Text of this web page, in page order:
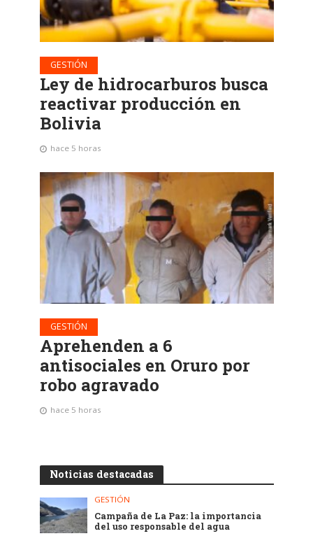
GESTIÓN
Ley de hidrocarburos busca
reactivar producción en
Bolivia
hace 5 horas
GESTIÓN
Aprehenden a 6
antisociales en Oruro por
robo agravado
hace 5 horas
Noticias destacadas
GESTIÓN
Campaña de La Paz: la importancia
del uso responsable del agua